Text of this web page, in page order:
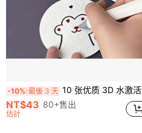
-10% 最後 3 天 10 张优质 3D 水激活扩展绘图纸 - 纹理艺术工艺纸，适用于 DIY 项目、派对礼品、学生奖励 - 情人节、圣诞节、新年、生日礼物的理想选择
NT$43 80+售出
估計